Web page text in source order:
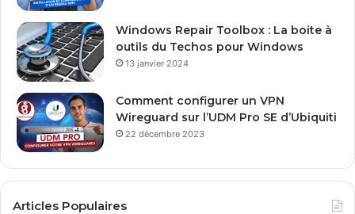
Windows Repair Toolbox : La boite à
outils du Techos pour Windows
13 janvier 2024
Comment configurer un VPN
Wireguard sur l’UDM Pro SE d’Ubiquiti
22 décembre 2023
Articles Populaires